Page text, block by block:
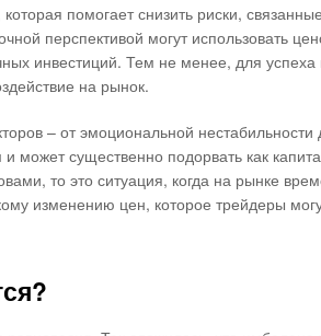
помогает снизить риски,
перспективой могут использовать
инвестиций. Тем не менее, для успеха
на рынок.
– от эмоциональной нестабильности
существенно подорвать как
то это ситуация, когда на рынке
изменению цен, которое трейдеры